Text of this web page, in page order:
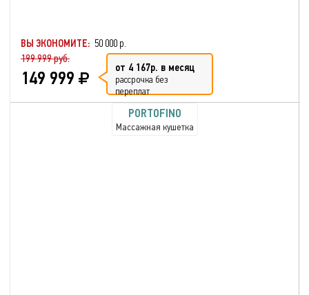
ВЫ ЭКОНОМИТЕ: 50 000 р.
199 999 руб.
149 999 от 4 167р. в месяц
рассрочка без
переплат
PORTOFINO
Массажная кушетка